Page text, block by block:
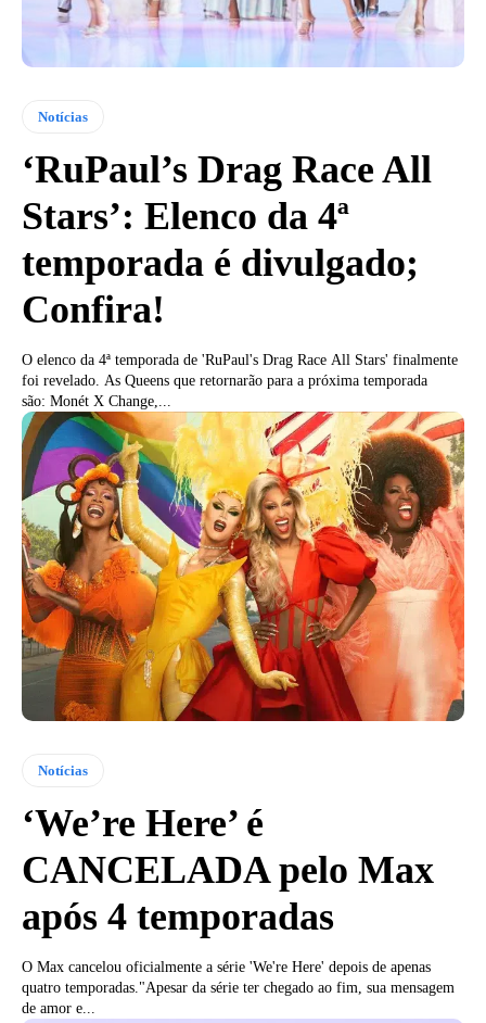
Notícias
‘RuPaul’s Drag Race All
Stars’: Elenco da 4ª
temporada é divulgado;
Confira!
O elenco da 4ª temporada de 'RuPaul's Drag Race All Stars' finalmente
foi revelado. As Queens que retornarão para a próxima temporada
são: Monét X Change,...
Notícias
‘We’re Here’ é
CANCELADA pelo Max
após 4 temporadas
O Max cancelou oficialmente a série 'We're Here' depois de apenas
quatro temporadas."Apesar da série ter chegado ao fim, sua mensagem
de amor e...